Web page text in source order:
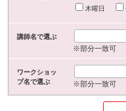
木曜日
講師名で選ぶ
※部分一致可
ワークショッ
プ名で選ぶ
※部分一致可